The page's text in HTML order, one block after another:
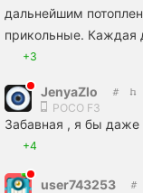
дальнейшим
прикольные. Каждая
+3
JenyaZlo
POCO F3
Забавная , я бы даже
+4
user743253